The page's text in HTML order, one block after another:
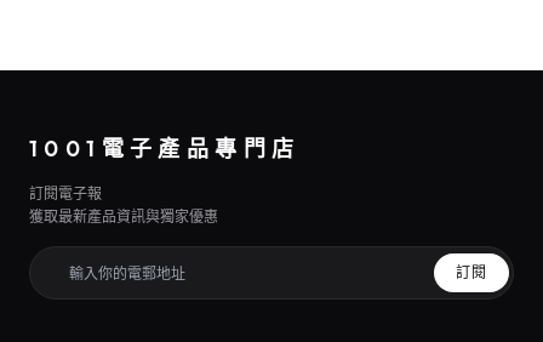
1001電子產品專門店
訂閱電子報
獲取最新產品資訊與獨家優惠
訂閱